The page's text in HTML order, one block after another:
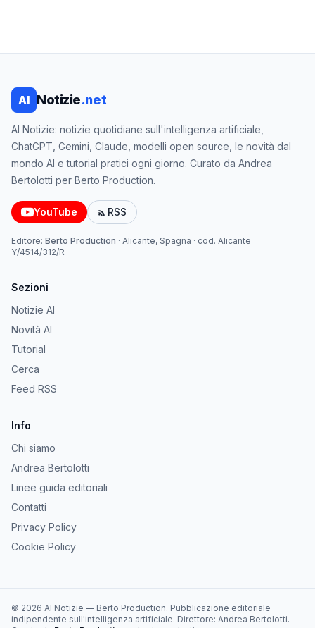
AI Notizie.net
AI Notizie: notizie quotidiane sull'intelligenza artificiale,
ChatGPT, Gemini, Claude, modelli open source, le novità dal
mondo AI e tutorial pratici ogni giorno. Curato da Andrea
Bertolotti per Berto Production.
YouTube RSS
Editore: Berto Production · Alicante, Spagna · cod. Alicante
Y/4514/312/R
Sezioni
Notizie AI
Novità AI
Tutorial
Cerca
Feed RSS
Info
Chi siamo
Andrea Bertolotti
Linee guida editoriali
Contatti
Privacy Policy
Cookie Policy
© 2026 AI Notizie — Berto Production. Pubblicazione editoriale
indipendente sull'intelligenza artificiale. Direttore: Andrea Bertolotti.